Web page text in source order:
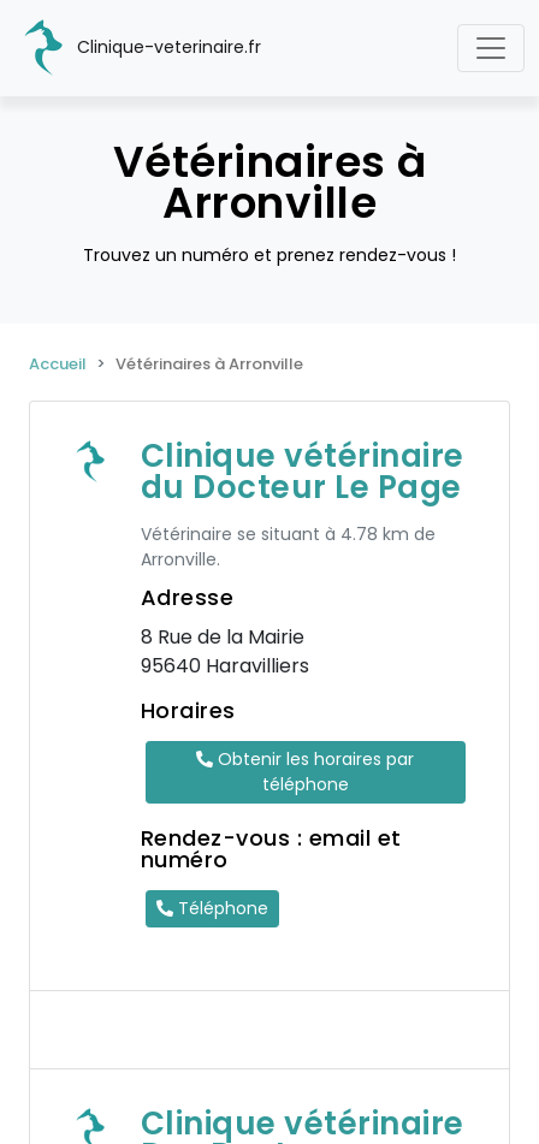
Clinique-veterinaire.fr
Vétérinaires à
Arronville
Trouvez un numéro et prenez rendez-vous !
Accueil Vétérinaires à Arronville
Clinique vétérinaire
du Docteur Le Page
Vétérinaire se situant à 4.78 km de
Arronville.
Adresse
8 Rue de la Mairie
95640 Haravilliers
Horaires
Obtenir les horaires par
téléphone
Rendez-vous : email et
numéro
Téléphone
Clinique vétérinaire